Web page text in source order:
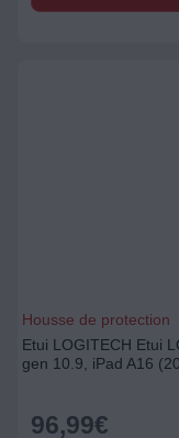
Housse de protection
Etui LOGITECH Etui
gen 10.9, iPad A16
96,99€